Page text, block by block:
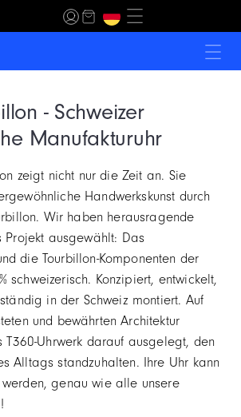
- Schweizer
Manufakturuhr
zeigt nicht nur die Zeit an. Sie
Handwerkskunst durch
Wir haben herausragende
Projekt ausgewählt: Das
die Tourbillon-Komponenten der
schweizerisch. Konzipiert, entwickelt,
in der Schweiz montiert. Auf
und bewährten Architektur
T360-Uhrwerk darauf ausgelegt, den
Alltags standzuhalten. Ihre Uhr kann
genau wie alle unsere